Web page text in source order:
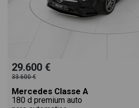
29.600 €
33.600 €
Mercedes Classe A
180 d premium auto